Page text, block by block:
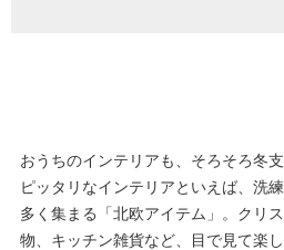
おうちのインテリアも、そろそろ冬
ピッタリなインテリアといえば、洗
多く集まる「北欧アイテム」。クリ
物、キッチン雑貨など、目で見て楽